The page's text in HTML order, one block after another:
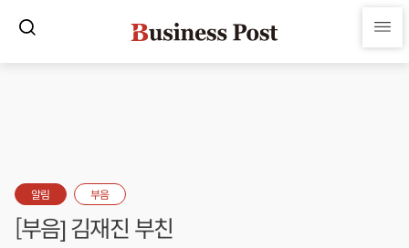
알림 부음
[부음] 김재진 부친